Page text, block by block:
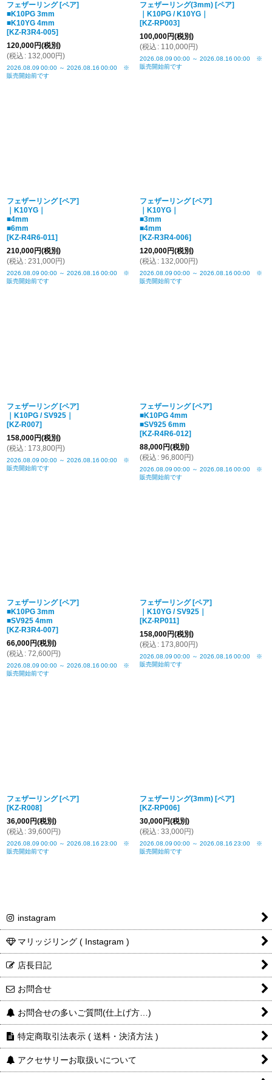
フェザーリング [ペア]
■K10PG 3mm
■K10YG 4mm
[KZ-R3R4-005]
120,000円(税別)
(税込 : 132,000円)
2026.08.09 00:00 ～ 2026.08.16 00:00 ※
販売開始前です
フェザーリング(3mm) [ペア]
｜K10PG / K10YG｜
[KZ-RP003]
100,000円(税別)
(税込 : 110,000円)
2026.08.09 00:00 ～ 2026.08.16 00:00 ※
販売開始前です
フェザーリング [ペア]
｜K10YG｜
■4mm
■6mm
[KZ-R4R6-011]
210,000円(税別)
(税込 : 231,000円)
2026.08.09 00:00 ～ 2026.08.16 00:00 ※
販売開始前です
フェザーリング [ペア]
｜K10YG｜
■3mm
■4mm
[KZ-R3R4-006]
120,000円(税別)
(税込 : 132,000円)
2026.08.09 00:00 ～ 2026.08.16 00:00 ※
販売開始前です
フェザーリング [ペア]
｜K10PG / SV925｜
[KZ-R007]
158,000円(税別)
(税込 : 173,800円)
2026.08.09 00:00 ～ 2026.08.16 00:00 ※
販売開始前です
フェザーリング [ペア]
■K10PG 4mm
■SV925 6mm
[KZ-R4R6-012]
88,000円(税別)
(税込 : 96,800円)
2026.08.09 00:00 ～ 2026.08.16 00:00 ※
販売開始前です
フェザーリング [ペア]
■K10PG 3mm
■SV925 4mm
[KZ-R3R4-007]
66,000円(税別)
(税込 : 72,600円)
2026.08.09 00:00 ～ 2026.08.16 00:00 ※
販売開始前です
フェザーリング [ペア]
｜K10YG / SV925｜
[KZ-RP011]
158,000円(税別)
(税込 : 173,800円)
2026.08.09 00:00 ～ 2026.08.16 00:00 ※
販売開始前です
フェザーリング [ペア]
[KZ-R008]
36,000円(税別)
(税込 : 39,600円)
2026.08.09 00:00 ～ 2026.08.16 23:00 ※
販売開始前です
フェザーリング(3mm) [ペア]
[KZ-RP006]
30,000円(税別)
(税込 : 33,000円)
2026.08.09 00:00 ～ 2026.08.16 23:00 ※
販売開始前です
instagram
マリッジリング ( Instagram )
店長日記
お問合せ
お問合せの多いご質問(仕上げ方…)
特定商取引法表示 ( 送料・決済方法 )
アクセサリーお取扱いについて